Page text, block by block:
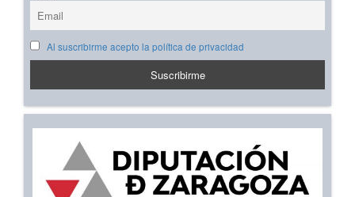
Al suscribirme acepto la política de privacidad